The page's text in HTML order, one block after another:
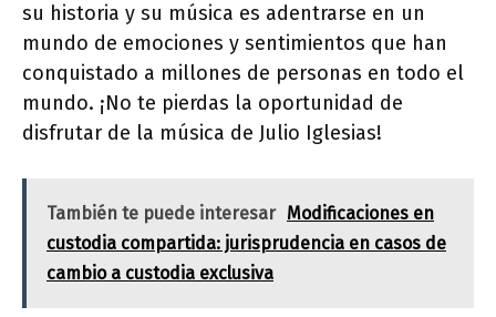
su historia y su música es adentrarse en un
mundo de emociones y sentimientos que han
conquistado a millones de personas en todo el
mundo. ¡No te pierdas la oportunidad de
disfrutar de la música de Julio Iglesias!
También te puede interesar Modificaciones en
custodia compartida: jurisprudencia en casos de
cambio a custodia exclusiva